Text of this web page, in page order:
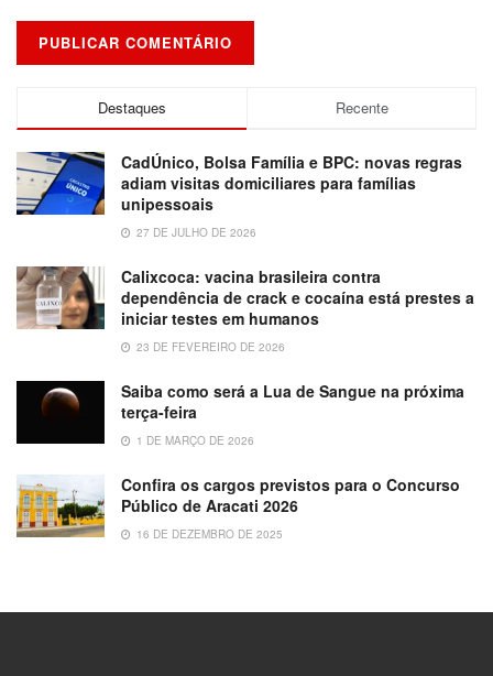
Destaques Recente
CadÚnico, Bolsa Família e BPC: novas regras
adiam visitas domiciliares para famílias
unipessoais
27 DE JULHO DE 2026
Calixcoca: vacina brasileira contra
dependência de crack e cocaína está prestes a
iniciar testes em humanos
23 DE FEVEREIRO DE 2026
Saiba como será a Lua de Sangue na próxima
terça-feira
1 DE MARÇO DE 2026
Confira os cargos previstos para o Concurso
Público de Aracati 2026
16 DE DEZEMBRO DE 2025